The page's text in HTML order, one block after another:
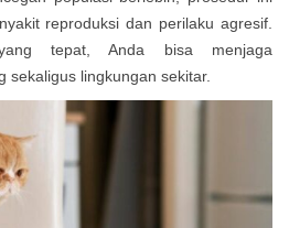
reproduksi dan perilaku agresif.
tepat, Anda bisa menjaga
sekaligus lingkungan sekitar.